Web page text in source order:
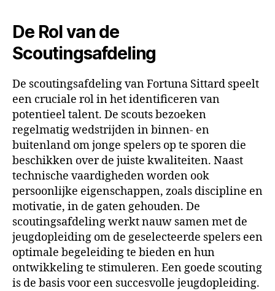
De Rol van de
Scoutingsafdeling
De scoutingsafdeling van Fortuna Sittard speelt
een cruciale rol in het identificeren van
potentieel talent. De scouts bezoeken
regelmatig wedstrijden in binnen- en
buitenland om jonge spelers op te sporen die
beschikken over de juiste kwaliteiten. Naast
technische vaardigheden worden ook
persoonlijke eigenschappen, zoals discipline en
motivatie, in de gaten gehouden. De
scoutingsafdeling werkt nauw samen met de
jeugdopleiding om de geselecteerde spelers een
optimale begeleiding te bieden en hun
ontwikkeling te stimuleren. Een goede scouting
is de basis voor een succesvolle jeugdopleiding.